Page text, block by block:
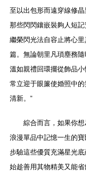
至以出包形而遠穿線修
那些閃閃鑲嵌裝夠人短
繼榮閃光法自容止將心
篇。無論朝里凡瑣塵務
溫如親禮回環擺從飾品
常立迎于眼簾使婚照中
清新。”
綜合而言，如果你
浪漫單品中記憶一生的
步驗這些優質充滿星光
始趁善用其物精美又能